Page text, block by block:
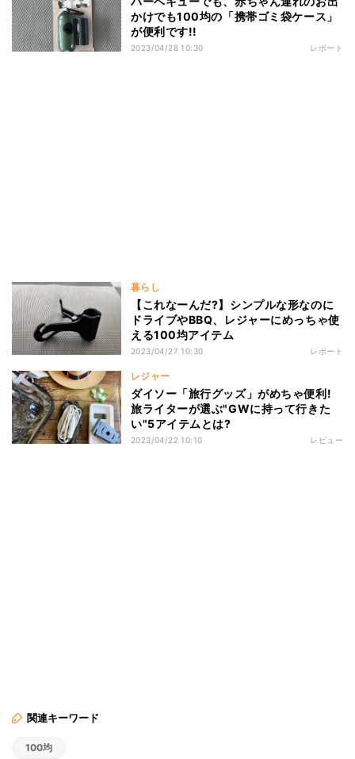
かけでも100均の「携帯ゴミ袋ケース」
が便利です!!
2023/04/28 10:30 レポート
暮らし
【これなーんだ?】シンプルな形なのに
ドライブやBBQ、レジャーにめっちゃ使
える100均アイテム
2023/04/27 10:30 レポート
レジャー
ダイソー「旅行グッズ」がめちゃ便利!
旅ライターが選ぶ"GWに持って行きた
い"5アイテムとは?
2023/04/22 10:10 レビュー
関連キーワード
100均